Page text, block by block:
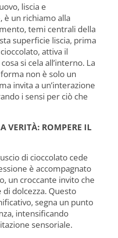
liscia e
un richiamo alla
temi centrali della
superficie liscia, prima
attiva il
si cela all’interno. La
non è solo un
invita a un’interazione
i sensi per ciò che
VERITÀ: ROMPERE IL
di cioccolato cede
è accompagnato
un croccante invito che
dolcezza. Questo
segna un punto
intensificando
sensoriale.